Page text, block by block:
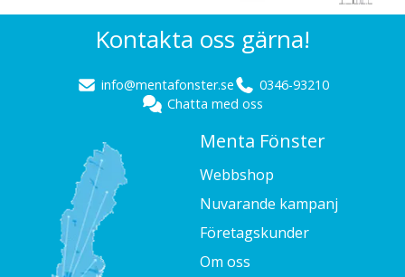
Kontakta oss gärna!
info@mentafonster.se
0346-93210
Chatta med oss
Menta Fönster
Webbshop
Nuvarande kampanj
Företagskunder
Om oss